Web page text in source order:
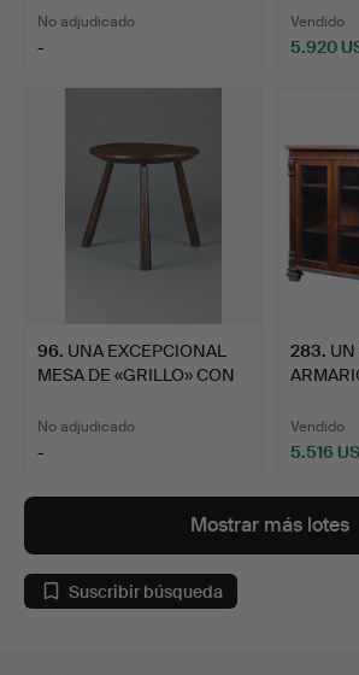
No adjudicado
-
Vendido
5.920
96. UNA EXCEPCIONAL
MESA DE «GRILLO» CON
No adjudicado
-
283. UN
Vendido
5.516
Mostrar más lotes
Suscribir búsqueda